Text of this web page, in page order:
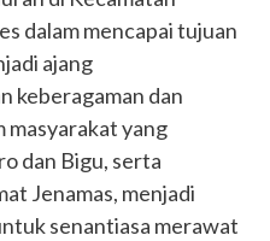
dalam mencapai tujuan
ajang
keberagaman dan
masyarakat yang
dan Bigu, serta
Jenamas, menjadi
senantiasa merawat